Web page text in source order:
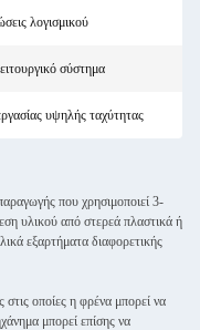
λογισμικού
σύστημα
υψηλής ταχύτητας
που χρησιμοποιεί 3-
υλικού από στερεά πλαστικά ή
εξαρτήματα διαφορετικής
οποίες η φρένα μπορεί να
μπορεί επίσης να